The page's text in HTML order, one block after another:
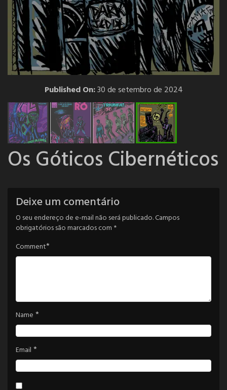
Published On:30 de setembro de 2024
Os Góticos Cibernéticos
Deixe um comentário
O seu endereço de e-mail não será publicado.Campos
obrigatórios são marcados com *
Comment*
Name *
Email *